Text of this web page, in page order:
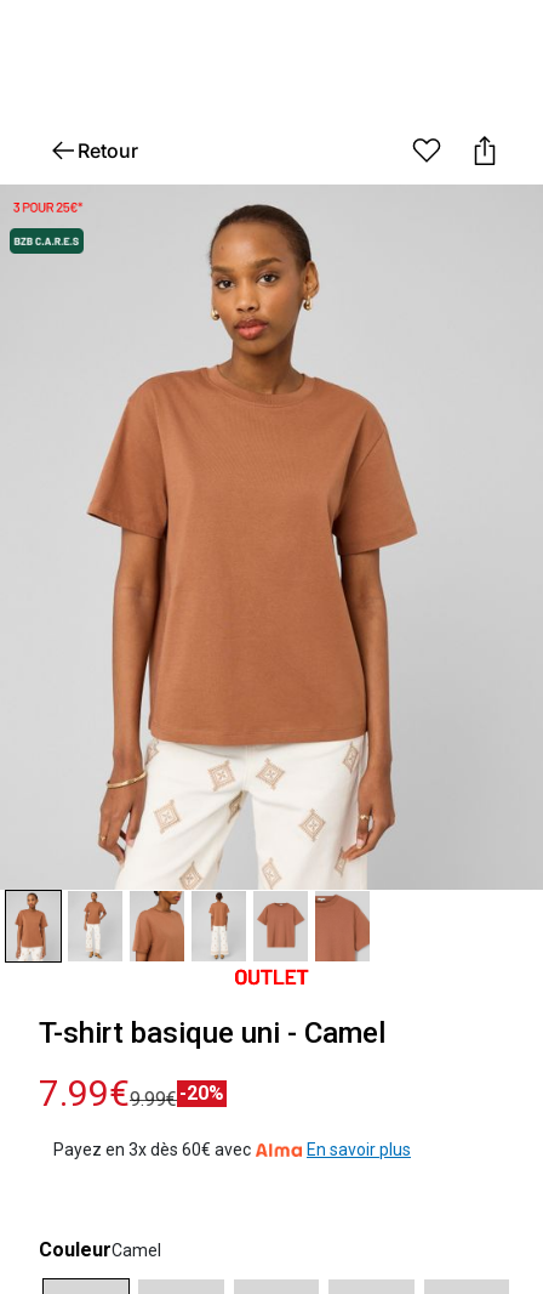
Retour
T-shirt basique uni - Camel
7.99€9.99€-20%
Payez en 3x dès 60€ avec En savoir plus
CouleurCamel